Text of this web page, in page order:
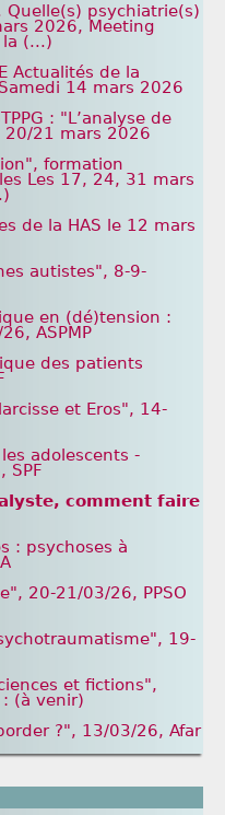
Quelle(s) psychiatrie(s)
2026, Meeting
(...)
Actualités de la
14 mars 2026
: "L’analyse de
20/21 mars 2026
formation
Les 17, 24, 31 mars
de la HAS le 12 mars
autistes", 8-9-
en (dé)tension :
ASPMP
des patients
et Eros", 14-
adolescents -
SPF
comment faire
: psychoses à
20-21/03/26, PPSO
19-
et fictions",
(à venir)
?", 13/03/26, Afar